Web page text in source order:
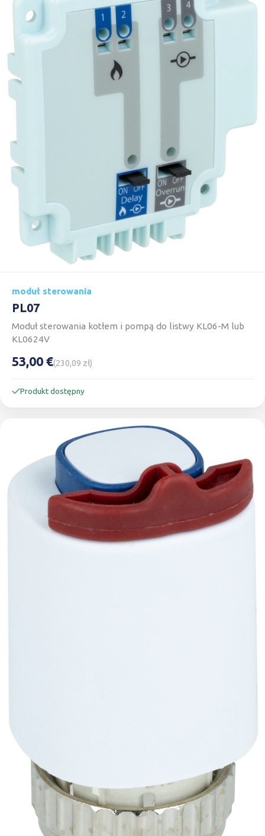
moduł sterowania
PL07
Moduł sterowania kotłem i pompą do listwy KL06-M lub
KL0624V
53,00 €(230,09 zł)
Produkt dostępny